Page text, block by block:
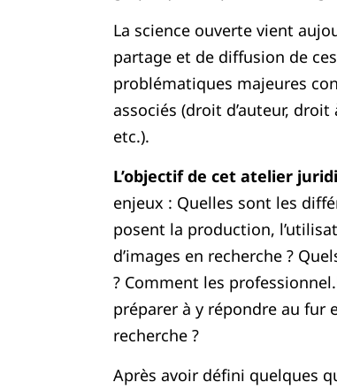
La science ouverte vient
partage et de diffusion de
problématiques majeures
associés (droit d’auteur,
etc.).
L’objectif de cet atelier
enjeux : Quelles sont les
posent la production,
d’images en recherche ?
? Comment les
préparer à y répondre au fur
recherche ?
Après avoir défini quelques